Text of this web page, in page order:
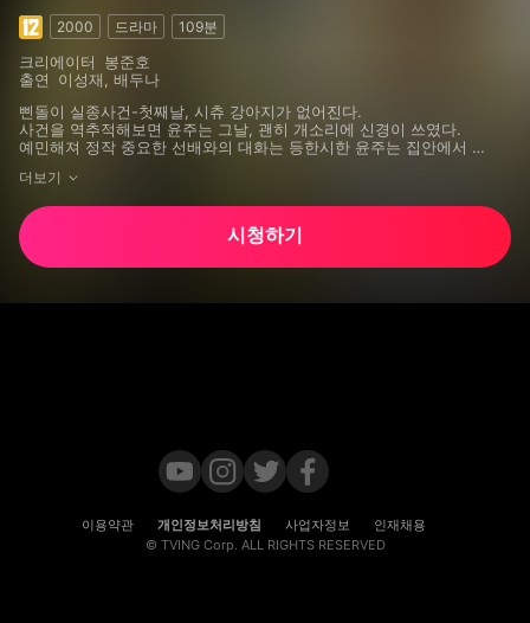
2000 드라마 109분
크리에이터
봉준호
출연
이성재, 배두나
삔돌이 실종사건-첫째날, 시츄 강아지가 없어진다.
사건을 역추적해보면 윤주는 그날, 괜히 개소리에 신경이 쓰였다.
예민해져 정작 중요한 선배와의 대화는 등한시한 윤주는 집안에서
포기하고 분리수거를 끝내고 돌아오던 중, 옆집에서 내다보는 강아지를
그러나 성대수술로 짖지 못하는 개임이 밝혀지고 지하실로 찾으러
가지만 앗! 강아지가 정말로 사라졌다.
아가실종사건-할머니의 유일한 가족인 아가는 살해되는 현장이
목격된다. 현장은 바로 아파트 관리소 경비인 박현남에 의해 발견된다.
부치면서 사건을 적극 파헤치고 있었다. 온통 강아지 생각뿐인 중,
더보기
시청하기
이용약관 개인정보처리방침 사업자정보
인재채용
© TVING Corp. ALL RIGHTS RESERVED